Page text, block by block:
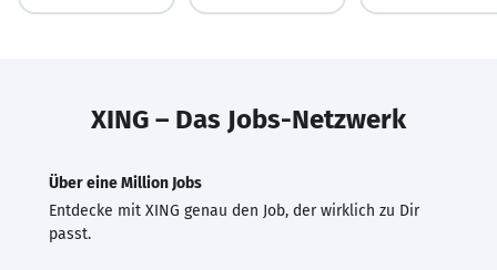
XING – Das Jobs-Netzwerk
Über eine Million Jobs
Entdecke mit XING genau den Job, der wirklich zu Dir
passt.